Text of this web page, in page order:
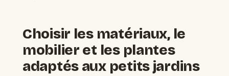
Choisir les matériaux, le
mobilier et les plantes
adaptés aux petits jardins